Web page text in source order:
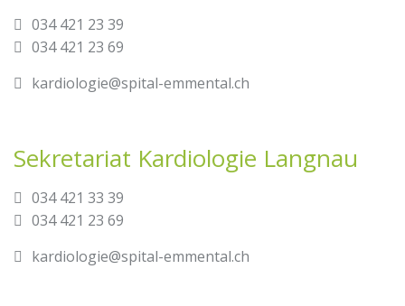
034 421 23 39
034 421 23 69
kardiologie@spital-emmental.ch
Sekretariat Kardiologie Langnau
034 421 33 39
034 421 23 69
kardiologie@spital-emmental.ch